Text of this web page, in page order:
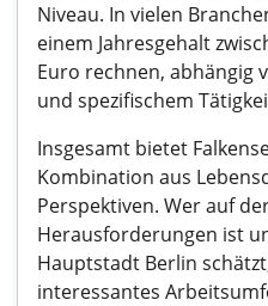
Niveau. In vielen
einem Jahresgehalt
Euro rechnen, abhängig
und spezifischem
Insgesamt bietet
Kombination aus
Perspektiven. Wer auf
Herausforderungen ist
Hauptstadt Berlin
interessantes